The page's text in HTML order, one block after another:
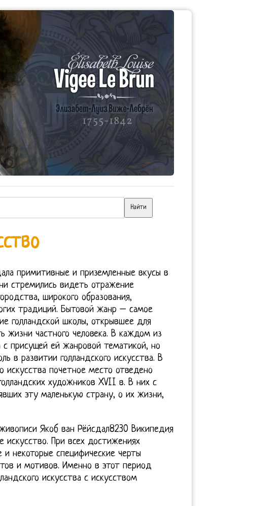
примитивные и приземленные вкусы в
стремились видеть отражение
широкого образования,
традиций. Бытовой жанр – самое
голландской школы, открывшее для
жизни частного человека. В каждом из
с присущей ей жанровой тематикой, но
в развитии голландского искусства. В
искусства почетное место отведено
художников XVII в. В них с
эту маленькую страну, о их жизни,
Якоб ван Рёйсдал8230 Википедия
искусство. При всех достижениях
и некоторые специфические черты
и мотивов. Именно в этот период
искусства с искусством